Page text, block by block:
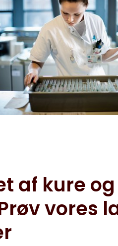
af kure og
vores